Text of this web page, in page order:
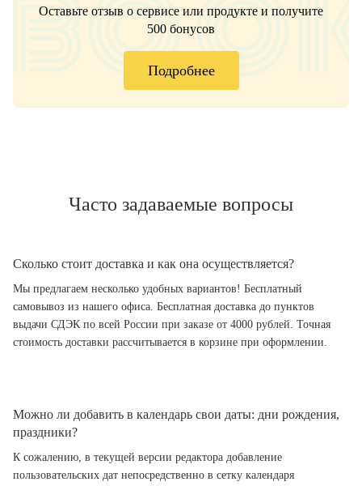
Оставьте отзыв о сервисе или продукте и получите
500 бонусов
Подробнее
Часто задаваемые вопросы
Сколько стоит доставка и как она осуществляется?
Мы предлагаем несколько удобных вариантов! Бесплатный
самовывоз из нашего офиса. Бесплатная доставка до пунктов
выдачи СДЭК по всей России при заказе от 4000 рублей. Точная
стоимость доставки рассчитывается в корзине при оформлении.
Можно ли добавить в календарь свои даты: дни рождения,
праздники?
К сожалению, в текущей версии редактора добавление
пользовательских дат непосредственно в сетку календаря